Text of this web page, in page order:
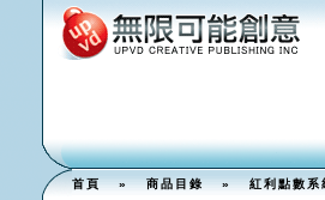
首頁»商品目錄» 紅利點數系統